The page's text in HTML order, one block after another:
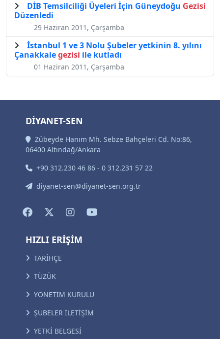
DİB Temsilciliği Üyeleri İçin Güneydoğu Gezisi
Düzenledi
29 Haziran 2011, Çarşamba
İstanbul 1 ve 3 Nolu Şubeler yetkinin 8. yılını
Çanakkalegezisi ile kutladı
01 Haziran 2011, Çarşamba
DİYANET-SEN
Zübeyde Hanım Mh. Sebze Bahçeleri Cd. No:86,
06400 Altındağ/Ankara
+90 312.230 46 86 - 0 312.231 57 22
diyanet-sen@diyanet-sen.org.tr
HIZLI ERİŞİM
TARİHÇE
TÜZÜK
YÖNETİM KURULU
ŞUBELER İLETİŞİM
YETKİ BELGESİ